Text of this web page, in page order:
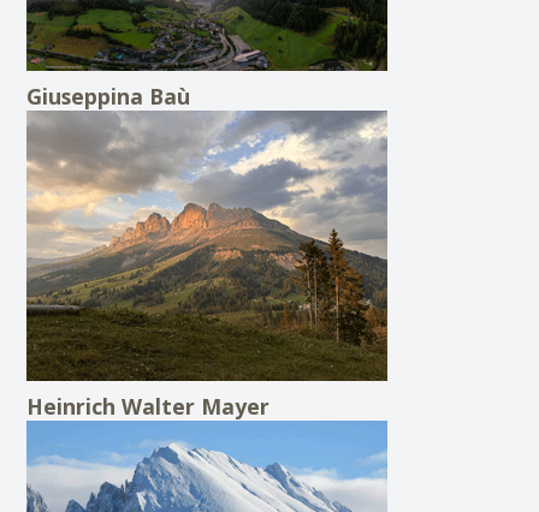
Giuseppina Baù
Heinrich Walter Mayer